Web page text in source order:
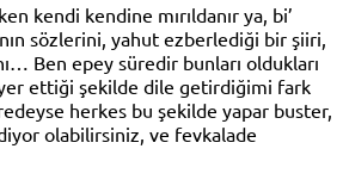
kendi kendine mırıldanır ya, bi’
sözlerini, yahut ezberlediği bir şiiri,
Ben epey süredir bunları oldukları
ettiği şekilde dile getirdiğimi fark
herkes bu şekilde yapar buster,
olabilirsiniz, ve fevkalade